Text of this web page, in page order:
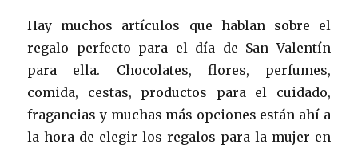
Hay muchos artículos que hablan sobre el
regalo perfecto para el día de San Valentín
para ella. Chocolates, flores, perfumes,
comida, cestas, productos para el cuidado,
fragancias y muchas más opciones están ahí a
la hora de elegir los regalos para la mujer en